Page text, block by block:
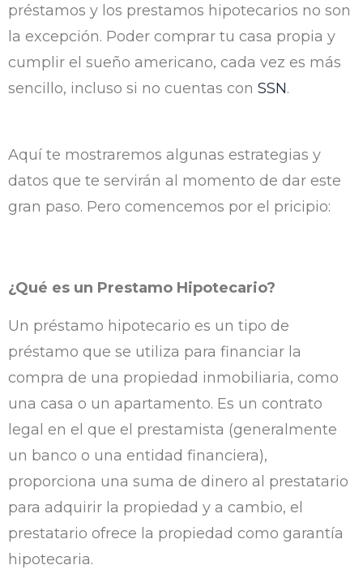
préstamos y los prestamos hipotecarios no son
la excepción. Poder comprar tu casa propia y
cumplir el sueño americano, cada vez es más
sencillo, incluso si no cuentas con SSN.
Aquí te mostraremos algunas estrategias y
datos que te servirán al momento de dar este
gran paso. Pero comencemos por el pricipio:
¿Qué es un Prestamo Hipotecario?
Un préstamo hipotecario es un tipo de
préstamo que se utiliza para financiar la
compra de una propiedad inmobiliaria, como
una casa o un apartamento. Es un contrato
legal en el que el prestamista (generalmente
un banco o una entidad financiera),
proporciona una suma de dinero al prestatario
para adquirir la propiedad y a cambio, el
prestatario ofrece la propiedad como garantía
hipotecaria.